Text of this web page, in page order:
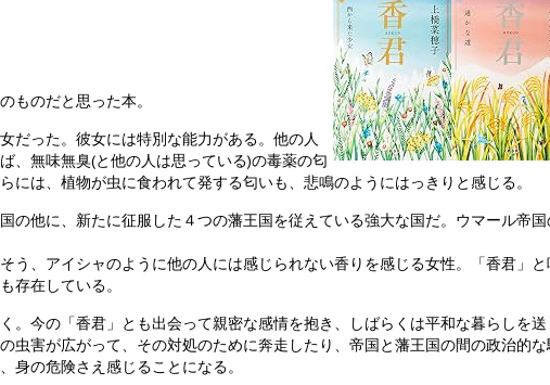
ものだと思った本。
だった。彼女には特別な能力がある。他の人
、無味無臭(と他の人は思っている)の毒薬の匂
は、植物が虫に食われて発する匂いも、悲鳴のようにはっきりと感じる。
の他に、新たに征服した４つの藩王国を従えている強大な国だ。ウマール帝
う、アイシャのように他の人には感じられない香りを感じる女性。「香君」
存在している。
。今の「香君」とも出会って親密な感情を抱き、しばらくは平和な暮らしを送
虫害が広がって、その対処のために奔走したり、帝国と藩王国の間の政治的
身の危険さえ感じることになる。